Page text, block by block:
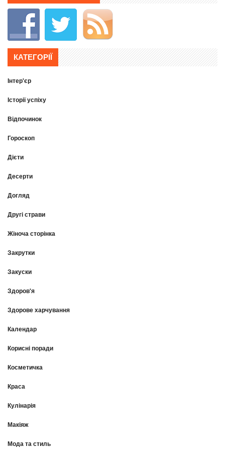
КАТЕГОРІЇ
Інтер'єр
Історії успіху
Відпочинок
Гороскоп
Дієти
Десерти
Догляд
Другі страви
Жіноча сторінка
Закрутки
Закуски
Здоров'я
Здорове харчування
Календар
Корисні поради
Косметичка
Краса
Кулінарія
Макіяж
Мода та стиль